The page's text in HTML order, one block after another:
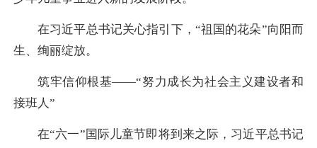
在习近平总书记关心指引下，“祖国的花朵”向阳而
生、绚丽绽放。
筑牢信仰根基——“努力成长为社会主义建设者和
接班人”
在“六一”国际儿童节即将到来之际，习近平总书记